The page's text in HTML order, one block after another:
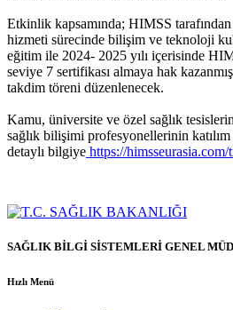
Etkinlik kapsamında; HIMSS
hizmeti sürecinde bilişim ve teknoloji
eğitim ile 2024- 2025 yılı içerisinde
seviye 7 sertifikası almaya hak
takdim töreni düzenlenecek.
Kamu, üniversite ve özel sağlık
sağlık bilişimi profesyonellerinin
detaylı bilgiye https://himsseurasia.com/
SAĞLIK BİLGİ SİSTEMLERİ GENEL
Hızlı Menü